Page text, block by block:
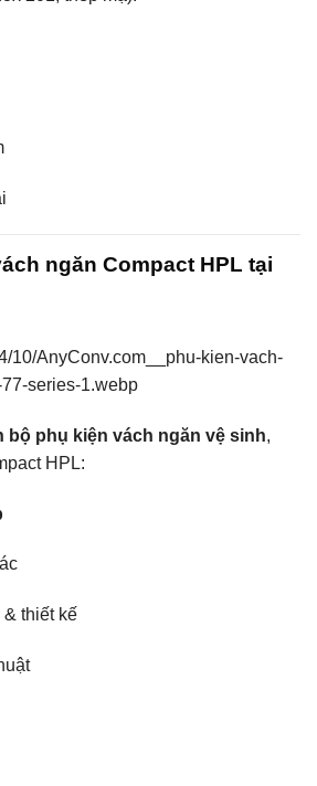
ngăn Compact HPL tại
bộ phụ kiện vách ngăn vệ sinh,
HPL:
thiết kế